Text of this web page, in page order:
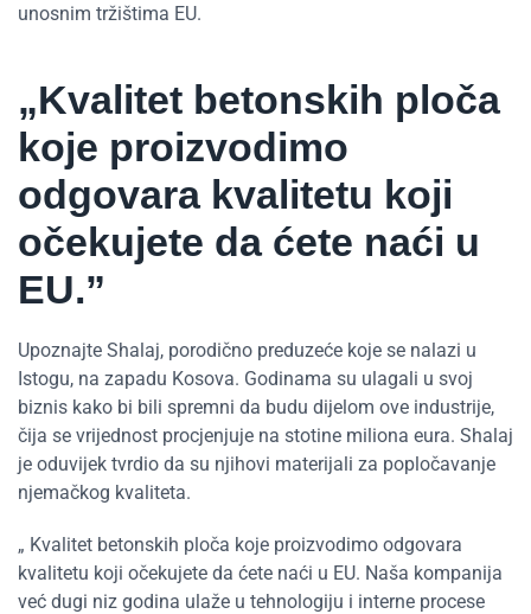
unosnim tržištima EU.
„Kvalitet betonskih ploča
koje proizvodimo
odgovara kvalitetu koji
očekujete da ćete naći u
EU.”
Upoznajte Shalaj, porodično preduzeće koje se nalazi u
Istogu, na zapadu Kosova. Godinama su ulagali u svoj
biznis kako bi bili spremni da budu dijelom ove industrije,
čija se vrijednost procjenjuje na stotine miliona eura. Shalaj
je oduvijek tvrdio da su njihovi materijali za popločavanje
njemačkog kvaliteta.
„ Kvalitet betonskih ploča koje proizvodimo odgovara
kvalitetu koji očekujete da ćete naći u EU. Naša kompanija
već dugi niz godina ulaže u tehnologiju i interne procese